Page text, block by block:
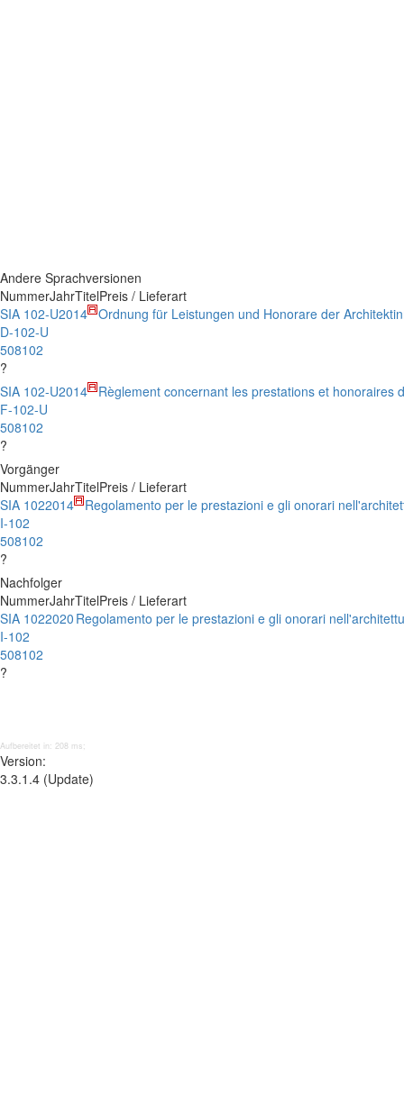
Andere Sprachversionen
NummerJahrTitelPreis / Lieferart
SIA 102-U
D-102-U
508102
?
2014 Ordnung für Leistungen und Honorare der
SIA 102-U
F-102-U
508102
?
2014 Règlement concernant les prestations et honoraires
Vorgänger
NummerJahrTitelPreis / Lieferart
SIA 102
I-102
508102
?
2014 Regolamento per le prestazioni e gli onorari
Nachfolger
NummerJahrTitelPreis / Lieferart
SIA 102
I-102
508102
?
2020 Regolamento per le prestazioni e gli onorari
Aufbereitet in: 208 ms;
Version:
3.3.1.4 (Update)